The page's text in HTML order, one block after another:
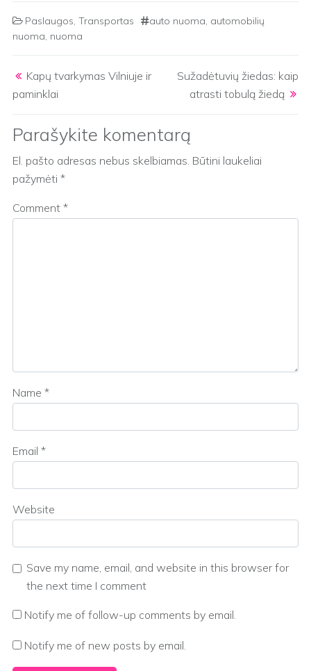
Paslaugos, Transportas auto nuoma, automobilių
nuoma, nuoma
Kapų tvarkymas Vilniuje ir
paminklai
Sužadėtuvių žiedas: kaip
atrasti tobulą žiedą
Parašykite komentarą
El. pašto adresas nebus skelbiamas. Būtini laukeliai
pažymėti *
Comment *
Name *
Email *
Website
Save my name, email, and website in this browser for
the next time I comment
Notify me of follow-up comments by email.
Notify me of new posts by email.